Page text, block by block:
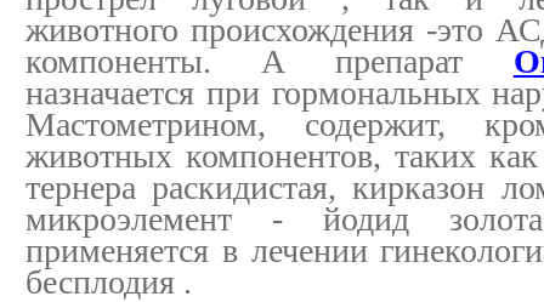
животного происхождения -это
компоненты. А препарат
назначается при гормональных
Мастометрином, содержит,
животных компонентов, таких
тернера раскидистая, кирказон
микроэлемент - йодид
применяется в лечении
бесплодия .